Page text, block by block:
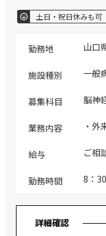
土日・祝日休みも可
勤務地 山口
施設種別 一般
募集科目 脳神
業務内容 ・外
給与 ご相
勤務時間 8：
詳細確認